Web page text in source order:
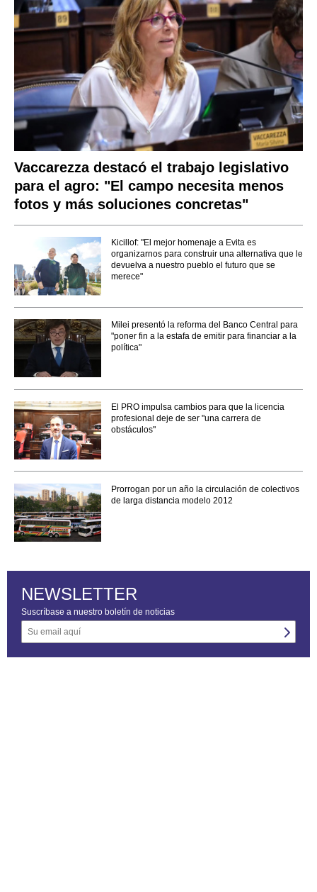
Vaccarezza destacó el trabajo legislativo
para el agro: "El campo necesita menos
fotos y más soluciones concretas"
Kicillof: "El mejor homenaje a Evita es
organizarnos para construir una alternativa que le
devuelva a nuestro pueblo el futuro que se
merece"
Milei presentó la reforma del Banco Central para
"poner fin a la estafa de emitir para financiar a la
política"
El PRO impulsa cambios para que la licencia
profesional deje de ser "una carrera de
obstáculos"
Prorrogan por un año la circulación de colectivos
de larga distancia modelo 2012
NEWSLETTER
Suscríbase a nuestro boletín de noticias